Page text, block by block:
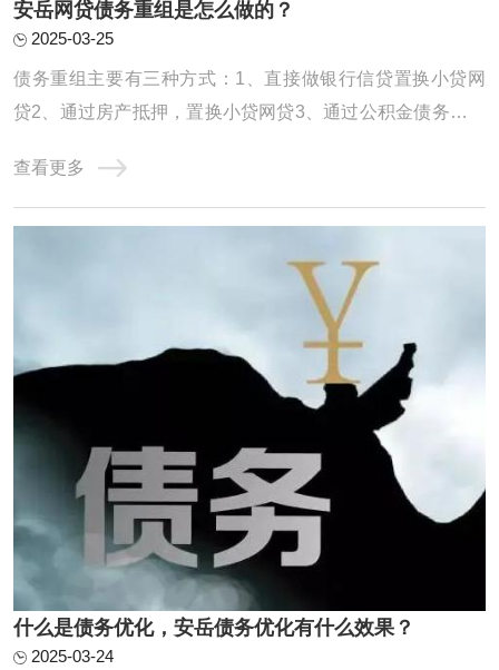
安岳网贷债务重组是怎么做的？
2025-03-25
债务重组主要有三种方式：1、直接做银行信贷置换小贷网
贷2、通过房产抵押，置换小贷网贷3、通过公积金债务重组
贷款。达到大幅降低月供压力，减少利息支出，优化征信，
恢复正常生活的过程。一、直接做信贷置换小贷网贷这种适
查看更多
什么是债务优化，安岳债务优化有什么效果？
2025-03-24